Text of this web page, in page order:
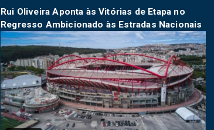
Rui Oliveira Aponta às Vitórias de Etapa no
Regresso Ambicionado às Estradas Nacionais